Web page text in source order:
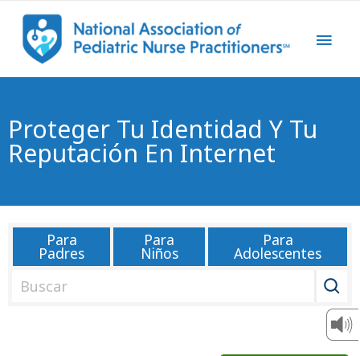
Proteger Tu Identidad Y Tu
Reputación En Internet
Para
Padres
Para
Niños
Para
Adolescentes